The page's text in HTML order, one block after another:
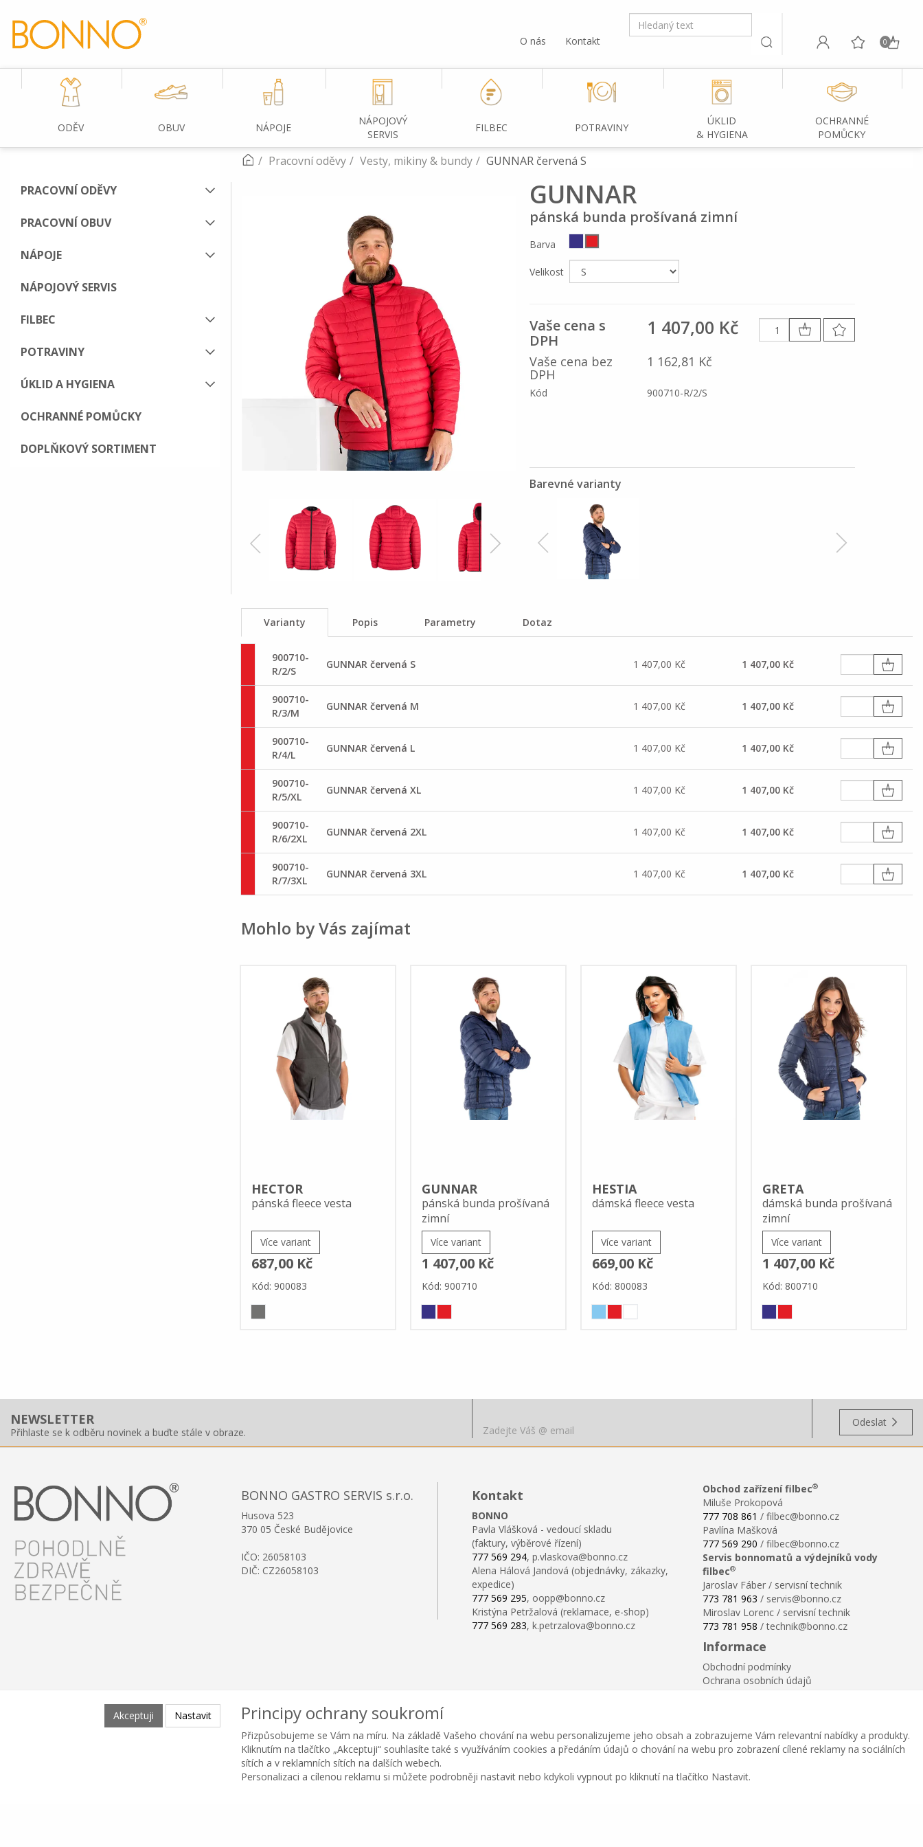
O nás Kontakt 0
ODĚV OBUV NÁPOJE
NÁPOJOVÝ
SERVIS
FILBEC POTRAVINY
ÚKLID
& HYGIENA
OCHRANNÉ
POMŮCKY
PRACOVNÍ ODĚVY
PRACOVNÍ OBUV
NÁPOJE
NÁPOJOVÝ SERVIS
FILBEC
POTRAVINY
ÚKLID A HYGIENA
OCHRANNÉ POMŮCKY
DOPLŇKOVÝ SORTIMENT
Pracovní oděvy Vesty, mikiny & bundy GUNNAR červená S
GUNNAR
pánská bunda prošívaná zimní
Barva
Velikost
Vaše cena s
DPH
1 407,00 Kč
Vaše cena bez
DPH
1 162,81 Kč
Kód 900710-R/2/S
Barevné varianty
Varianty Popis Parametry Dotaz
900710-
R/2/S
GUNNAR červená S 1 407,00 Kč 1 407,00 Kč
900710-
R/3/M
GUNNAR červená M 1 407,00 Kč 1 407,00 Kč
900710-
R/4/L
GUNNAR červená L 1 407,00 Kč 1 407,00 Kč
900710-
R/5/XL
GUNNAR červená XL 1 407,00 Kč 1 407,00 Kč
900710-
R/6/2XL
GUNNAR červená 2XL 1 407,00 Kč 1 407,00 Kč
900710-
R/7/3XL
GUNNAR červená 3XL 1 407,00 Kč 1 407,00 Kč
Mohlo by Vás zajímat
HECTOR
pánská fleece vesta
Více variant
687,00 Kč
Kód: 900083
GUNNAR
pánská bunda prošívaná
zimní
Více variant
1 407,00 Kč
Kód: 900710
HESTIA
dámská fleece vesta
Více variant
669,00 Kč
Kód: 800083
GRETA
dámská bunda prošívaná
zimní
Více variant
1 407,00 Kč
Kód: 800710
NEWSLETTER
Přihlaste se k odběru novinek a buďte stále v obraze.
Odeslat
BONNO GASTRO SERVIS s.r.o.
Husova 523
370 05 České Budějovice
IČO: 26058103
DIČ: CZ26058103
Kontakt
BONNO
Pavla Vlášková - vedoucí skladu
(faktury, výběrové řízení)
777 569 294, p.vlaskova@bonno.cz
Alena Hálová Jandová (objednávky, zákazky,
expedice)
777 569 295, oopp@bonno.cz
Kristýna Petržalová (reklamace, e-shop)
777 569 283, k.petrzalova@bonno.cz
Obchod zařízení filbec®
Miluše Prokopová
777 708 861 / filbec@bonno.cz
Pavlína Mašková
777 569 290 / filbec@bonno.cz
Servis bonnomatů a výdejníků vody
filbec®
Jaroslav Fáber / servisní technik
773 781 963 / servis@bonno.cz
Miroslav Lorenc / servisní technik
773 781 958 / technik@bonno.cz
Informace
Obchodní podmínky
Ochrana osobních údajů
Velikostní tabulka
Nastavení soukromí
Akceptuji Nastavit Principy ochrany soukromí
Přizpůsobujeme se Vám na míru. Na základě Vašeho chování na webu personalizujeme jeho obsah a zobrazujeme Vám relevantní nabídky a produkty.
Kliknutím na tlačítko „Akceptuji“ souhlasíte také s využíváním cookies a předáním údajů o chování na webu pro zobrazení cílené reklamy na sociálních
sítích a v reklamních sítích na dalších webech.
Personalizaci a cílenou reklamu si můžete podrobněji nastavit nebo kdykoli vypnout po kliknutí na tlačítko Nastavit.